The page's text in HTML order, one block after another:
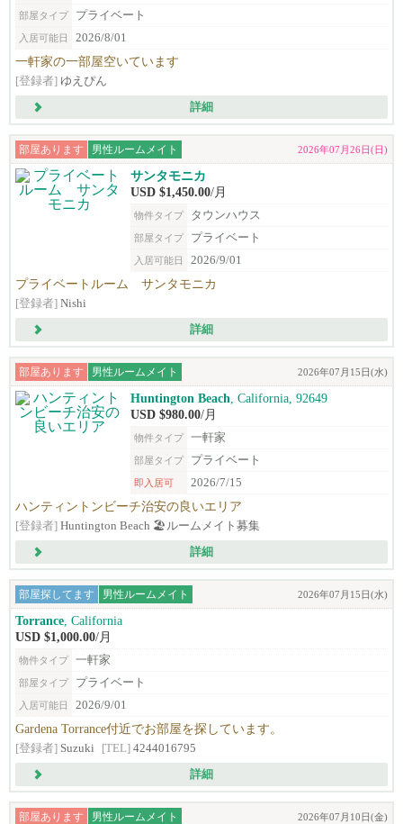
部屋タイプ プライベート
入居可能日 2026/8/01
一軒家の一部屋空いています
[登録者] ゆえぴん
詳細
部屋あります 男性ルームメイト 2026年07月26日(日)
サンタモニカ
USD $1,450.00/月
物件タイプ タウンハウス
部屋タイプ プライベート
入居可能日 2026/9/01
プライベートルーム サンタモニカ
[登録者] Nishi
詳細
部屋あります 男性ルームメイト 2026年07月15日(水)
Huntington Beach , California, 92649
USD $980.00/月
物件タイプ 一軒家
部屋タイプ プライベート
即入居可 2026/7/15
ハンティントンビーチ治安の良いエリア
[登録者] Huntington Beach 🏖️ルームメイト募集
詳細
部屋探してます 男性ルームメイト 2026年07月15日(水)
Torrance , California
USD $1,000.00/月
物件タイプ 一軒家
部屋タイプ プライベート
入居可能日 2026/9/01
Gardena Torrance付近でお部屋を探しています。
[登録者] Suzuki [TEL] 4244016795
詳細
部屋あります 男性ルームメイト 2026年07月10日(金)